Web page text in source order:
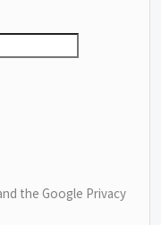
the Google Privacy